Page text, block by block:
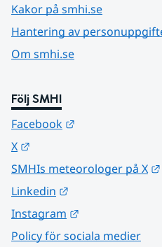
Kakor på smhi.se
Hantering av
Om smhi.se
Följ SMHI
Facebook
X
SMHIs meteorologer på X
Linkedin
Instagram
Policy för sociala medier